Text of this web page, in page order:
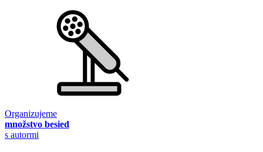
Organizujeme
množstvo besied
s autormi